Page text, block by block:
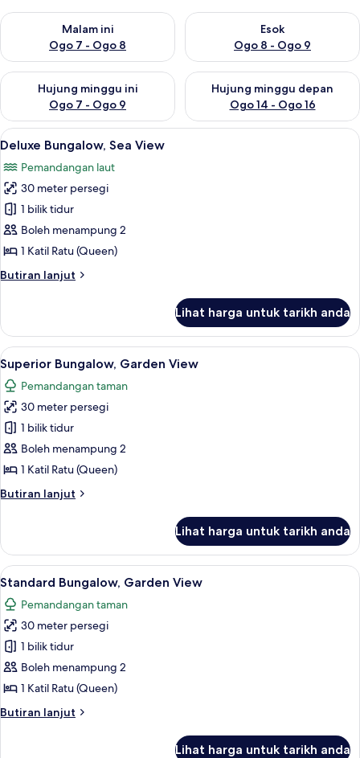
Malam ini
Ogo 7 - Ogo 8
Semak ketersediaan untuk malam ini Ogo 7 - Ogo 8
Esok
Ogo 8 - Ogo 9
Semak ketersediaan untuk
Hujung minggu ini
Ogo 7 - Ogo 9
Semak ketersediaan untuk hujung minggu ini Ogo 7 - Ogo 9
Hujung minggu depan
Ogo 14 - Ogo 16
Semak ketersediaan untuk
Lihat
semua
foto
untuk
Deluxe
Bungalow,
Sea
Deluxe Bungalow, Sea View |
11
Deluxe Bungalow, Sea View
Pemandangan laut
30 meter persegi
1 bilik tidur
Boleh menampung 2
1 Katil Ratu (Queen)
Butiran lanjut
Butiran
Bungalow,
Sea
View
Lihat harga untuk tarikh anda
Lihat
semua
foto
untuk
Superior
Bungalow,
Garden
1 bilik tidur, katil bayi/kot (surcaj),
3
Superior Bungalow, Garden View
Pemandangan taman
30 meter persegi
1 bilik tidur
Boleh menampung 2
1 Katil Ratu (Queen)
Butiran lanjut
Butiran
Bungalow,
Garden
View
Lihat harga untuk tarikh anda
Lihat
semua
foto
untuk
Standard
Bungalow,
Garden
Standard Bungalow, Garden View |
9
Standard Bungalow, Garden View
Pemandangan taman
30 meter persegi
1 bilik tidur
Boleh menampung 2
1 Katil Ratu (Queen)
Butiran lanjut
Butiran
Lihat harga untuk tarikh anda